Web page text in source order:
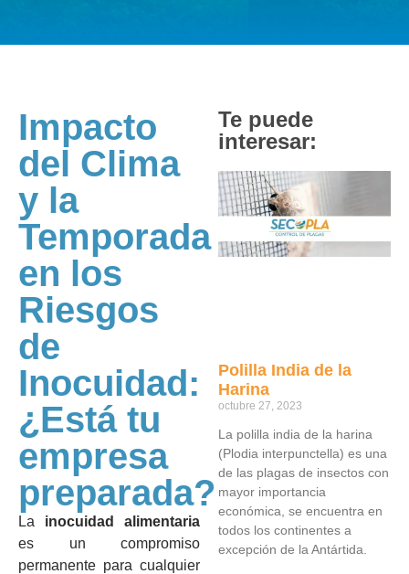
Impacto
del Clima
y la
Temporada
en los
Riesgos
de
Inocuidad:
¿Está tu
empresa
preparada?
La inocuidad alimentaria
es un compromiso
permanente para cualquier
Te puede
interesar:
Polilla India de la
Harina
octubre 27, 2023
La polilla india de la harina
(Plodia interpunctella) es una
de las plagas de insectos con
mayor importancia
económica, se encuentra en
todos los continentes a
excepción de la Antártida.